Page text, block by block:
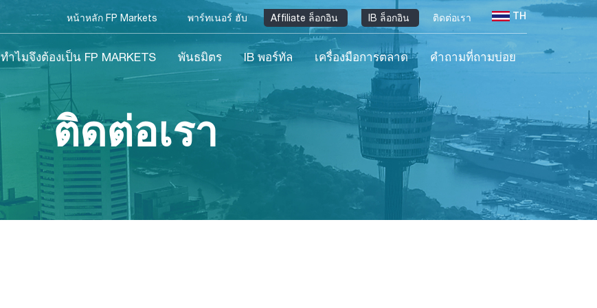
หน้าหลัก FP Markets พาร์ทเนอร์ ฮับ Affiliate ล็อกอิน IB ล็อกอิน ติดต่อเรา TH
ทำไมจึงต้องเป็น FP MARKETS พันธมิตร IB พอร์ทัล เครื่องมือการตลาด คำถามที่ถามบ่อย
ติดต่อเรา